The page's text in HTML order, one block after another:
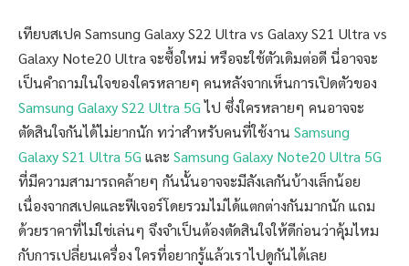
เทียบสเปค Samsung Galaxy S22 Ultra vs Galaxy S21 Ultra vs
Galaxy Note20 Ultra จะซื้อใหม่ หรือจะใช้ตัวเดิมต่อดี นี่อาจจะ
เป็นคำถามในใจของใครหลายๆ คนหลังจากเห็นการเปิดตัวของ
Samsung Galaxy S22 Ultra 5Gไป ซึ่งใครหลายๆ คนอาจจะ
ตัดสินใจกันได้ไม่ยากนัก ทว่าสำหรับคนที่ใช้งาน Samsung
Galaxy S21 Ultra 5G และ Samsung Galaxy Note20 Ultra 5G
ที่มีความสามารถคล้ายๆ กันนั้นอาจจะมีลังเลกันบ้างเล็กน้อย
เนื่องจากสเปคและฟีเจอร์โดยรวมไม่ได้แตกต่างกันมากนัก แถม
ด้วยราคาที่ไม่ใช่เล่นๆ จึงจำเป็นต้องตัดสินใจให้ดีก่อนว่าคุ้มไหม
กับการเปลี่ยนเครื่อง ใครที่อยากรู้แล้วเราไปดูกันได้เลย